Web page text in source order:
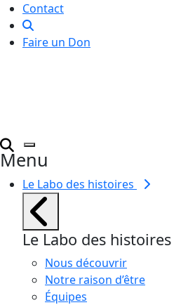
Contact
Faire un Don
Menu
Le Labo des histoires
Le Labo des histoires
Nous découvrir
Notre raison d’être
Équipes